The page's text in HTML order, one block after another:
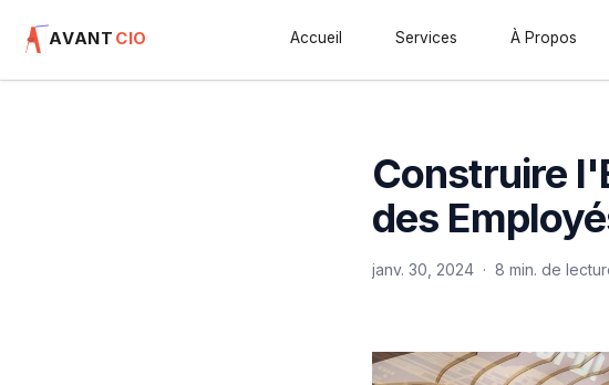
AVANT CIO Accueil Services À Propos
Construire
des
janv. 30, 2024 · 8 min. de